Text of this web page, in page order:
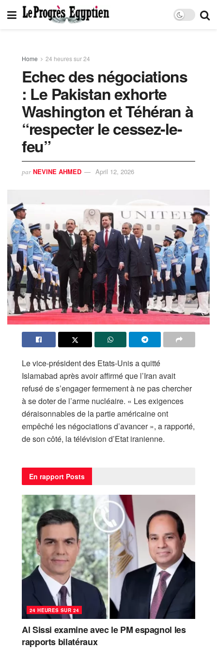
Home 24 heures sur 24
Echec des négociations
: Le Pakistan exhorte
Washington et Téhéran à
“respecter le cessez-le-
feu”
par NEVINE AHMED April 12, 2026
Le vice-président des Etats-Unis a quitté
Islamabad après avoir affirmé que l’Iran avait
refusé de s’engager fermement à ne pas chercher
à se doter de l’arme nucléaire. « Les exigences
déraisonnables de la partie américaine ont
empêché les négociations d’avancer », a rapporté,
de son côté, la télévision d’Etat iranienne.
En rapport Posts
24 HEURES SUR 24
Al Sissi examine avec le PM espagnol les
rapports bilatéraux